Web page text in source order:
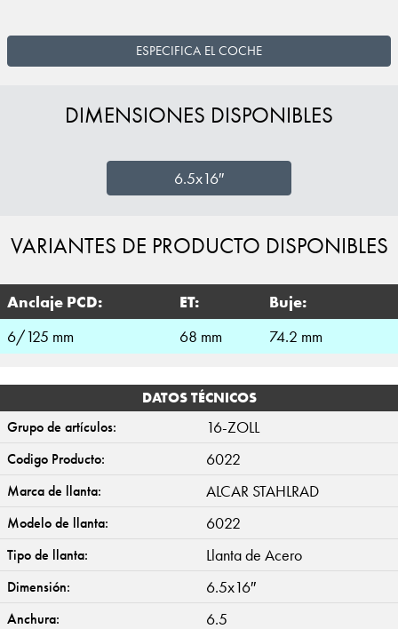
ESPECIFICA EL COCHE
DIMENSIONES DISPONIBLES
6.5x16″
VARIANTES DE PRODUCTO DISPONIBLES
Anclaje PCD: ET:
Buje:
6/125 mm
68 mm 74.2 mm
DATOS TÉCNICOS
Grupo de artículos:
16-ZOLL
Codigo Producto: 6022
Marca de llanta: ALCAR STAHLRAD
Modelo de llanta: 6022
Tipo de llanta: Llanta de Acero
Dimensión: 6.5x16″
Anchura: 6.5